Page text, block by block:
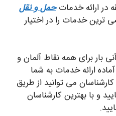
در ارائه خدماتحمل و نقل
ترین خدمات را در اختیار
بار برای همه نقاط آلمان و
ارائه خدمات به شما
می توانید از طریق
اقدام نمایید و با بهترین کارشناسان